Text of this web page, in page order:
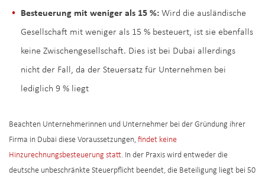
Besteuerung mit weniger als 15 %: Wird die ausländische
Gesellschaft mit weniger als 15 % besteuert, ist sie ebenfalls
keine Zwischengesellschaft. Dies ist bei Dubai allerdings
nicht der Fall, da der Steuersatz für Unternehmen bei
lediglich 9 % liegt
Beachten Unternehmerinnen und Unternehmer bei der Gründung ihrer
Firma in Dubai diese Voraussetzungen, findet keine
Hinzurechnungsbesteuerung statt. In der Praxis wird entweder die
deutsche unbeschränkte Steuerpflicht beendet, die Beteiligung liegt bei 50